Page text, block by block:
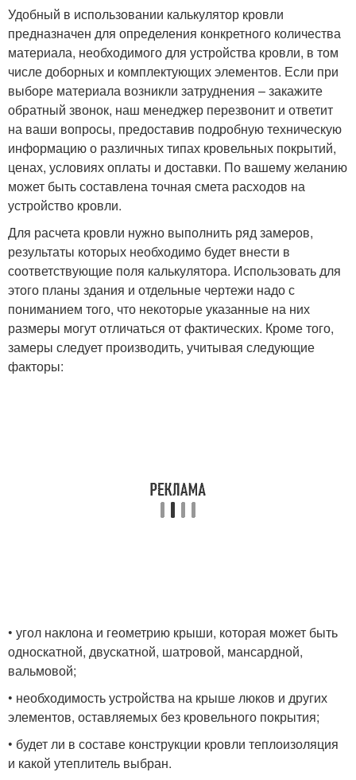
Удобный в использовании калькулятор кровли
предназначен для определения конкретного количества
материала, необходимого для устройства кровли, в том
числе доборных и комплектующих элементов. Если при
выборе материала возникли затруднения – закажите
обратный звонок, наш менеджер перезвонит и ответит
на ваши вопросы, предоставив подробную техническую
информацию о различных типах кровельных покрытий,
ценах, условиях оплаты и доставки. По вашему желанию
может быть составлена точная смета расходов на
устройство кровли.
Для расчета кровли нужно выполнить ряд замеров,
результаты которых необходимо будет внести в
соответствующие поля калькулятора. Использовать для
этого планы здания и отдельные чертежи надо с
пониманием того, что некоторые указанные на них
размеры могут отличаться от фактических. Кроме того,
замеры следует производить, учитывая следующие
факторы:
• угол наклона и геометрию крыши, которая может быть
односкатной, двускатной, шатровой, мансардной,
вальмовой;
• необходимость устройства на крыше люков и других
элементов, оставляемых без кровельного покрытия;
• будет ли в составе конструкции кровли теплоизоляция
и какой утеплитель выбран.